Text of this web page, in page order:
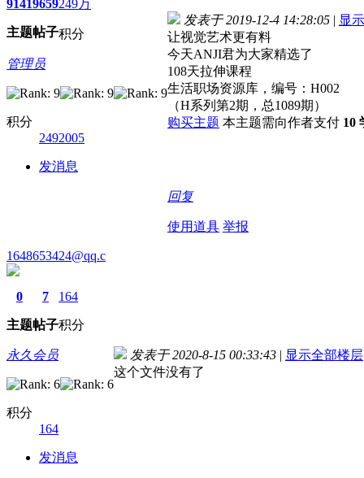
9141
主题
9659
帖子
249万
积分
管理员
积分
2492005
发消息
发表于 2019-12-4 14:28:05 | 显
让视觉艺术更有料
今天ANJI君为大家精选了
108天拉伸课程
生活职场资源库，编号：H002
（H系列第2期，总1089期）
购买主题 本主题需向作者支付 10
回复
使用道具 举报
1648653424@qq.c
0
主题
7
帖子
164
积分
永久会员
积分
164
发消息
发表于 2020-8-15 00:33:43 | 显示全部楼层
这个文件没有了